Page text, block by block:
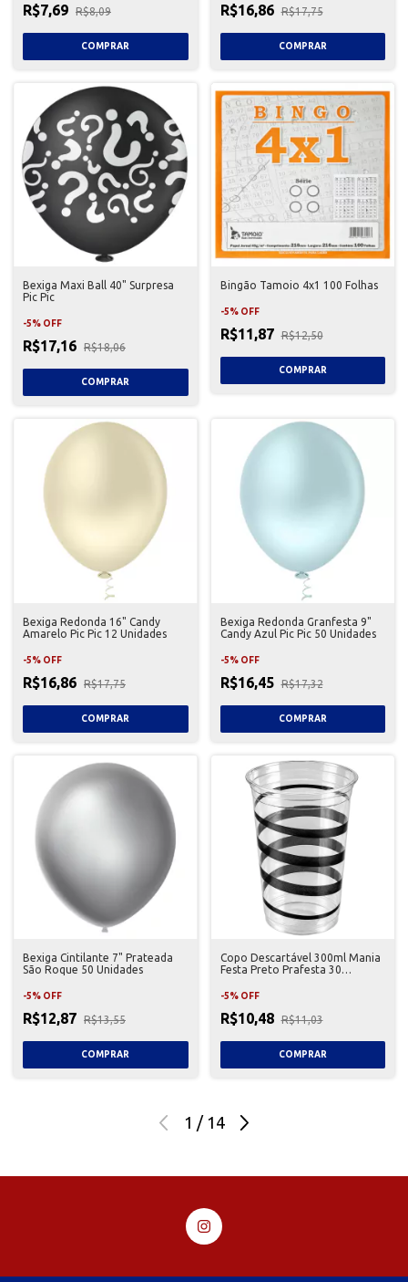
R$7,69 R$8,09 R$16,86 R$17,75
Bexiga Maxi Ball 40" Surpresa
Pic Pic
-5% OFF
R$17,16 R$18,06
Bingão Tamoio 4x1 100 Folhas
-5% OFF
R$11,87 R$12,50
Bexiga Redonda 16" Candy
Amarelo Pic Pic 12 Unidades
-5% OFF
R$16,86 R$17,75
Bexiga Redonda Granfesta 9"
Candy Azul Pic Pic 50 Unidades
-5% OFF
R$16,45 R$17,32
Bexiga Cintilante 7" Prateada
São Roque 50 Unidades
-5% OFF
R$12,87 R$13,55
Copo Descartável 300ml Mania
Festa Preto Prafesta 30
-5% OFF
R$10,48 R$11,03
1 / 14